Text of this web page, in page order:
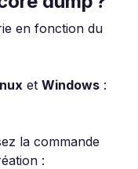
en fonction du
et Windows :
la commande
: